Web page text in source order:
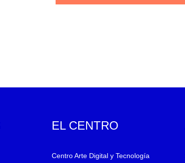
EL CENTRO
Centro Arte Digital y Tecnología